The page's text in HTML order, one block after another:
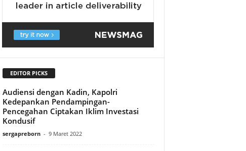
EDITOR PICKS
Audiensi dengan Kadin, Kapolri
Kedepankan Pendampingan-
Pencegahan Ciptakan Iklim Investasi
Kondusif
sergapreborn - 9 Maret 2022